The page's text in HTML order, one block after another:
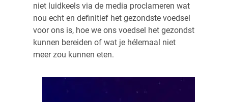
niet luidkeels via de media proclameren wat
nou echt en definitief het gezondste voedsel
voor ons is, hoe we ons voedsel het gezondst
kunnen bereiden of wat je hélemaal niet
meer zou kunnen eten.